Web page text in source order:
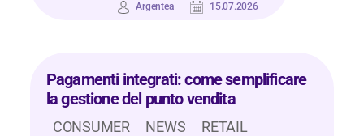
Argentea 15.07.2026
Pagamenti integrati: come semplificare
la gestione del punto vendita
CONSUMER NEWS RETAIL